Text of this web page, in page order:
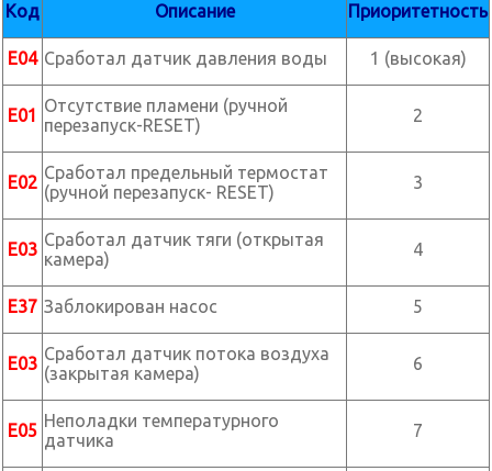
Код Описание Приоритетность
Е04 Сработал датчик давления воды 1 (высокая)
Е01 Отсутствие пламени (ручной
перезапуск-RESET)
2
Е02 Сработал предельный термостат
(ручной перезапуск- RESET)
3
Е03 Сработал датчик тяги (открытая
камера)
4
Е37 Заблокирован насос 5
Е03 Сработал датчик потока воздуха
(закрытая камера)
6
Е05 Неполадки температурного
датчика
7